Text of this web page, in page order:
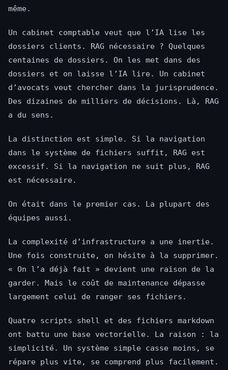
même.
Un cabinet comptable veut que l’IA lise les
dossiers clients. RAG nécessaire ? Quelques
centaines de dossiers. On les met dans des
dossiers et on laisse l’IA lire. Un cabinet
d’avocats veut chercher dans la jurisprudence.
Des dizaines de milliers de décisions. Là, RAG
a du sens.
La distinction est simple. Si la navigation
dans le système de fichiers suffit, RAG est
excessif. Si la navigation ne suit plus, RAG
est nécessaire.
On était dans le premier cas. La plupart des
équipes aussi.
La complexité d’infrastructure a une inertie.
Une fois construite, on hésite à la supprimer.
« On l’a déjà fait » devient une raison de la
garder. Mais le coût de maintenance dépasse
largement celui de ranger ses fichiers.
Quatre scripts shell et des fichiers markdown
ont battu une base vectorielle. La raison : la
simplicité. Un système simple casse moins, se
répare plus vite, se comprend plus facilement.